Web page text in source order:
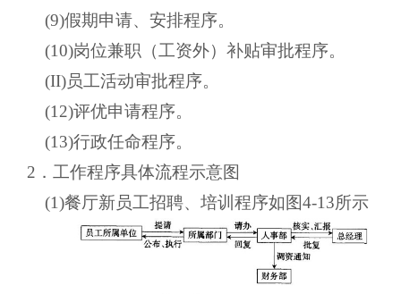
(9)假期申请、安排程序。
(10)岗位兼职（工资外）补贴审批程序。
(II)员工活动审批程序。
(12)评优申请程序。
(13)行政任命程序。
2．工作程序具体流程示意图
(1)餐厅新员工招聘、培训程序如图4-13所示